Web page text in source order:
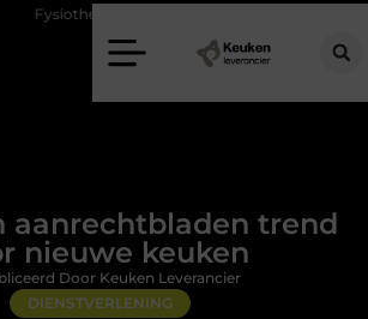
Alblasserdam: professionele begeleiding bij pijn
aanrechtbladen trend
nieuwe keuken
DIENSTVERLENING
Door Keuken Leverancier